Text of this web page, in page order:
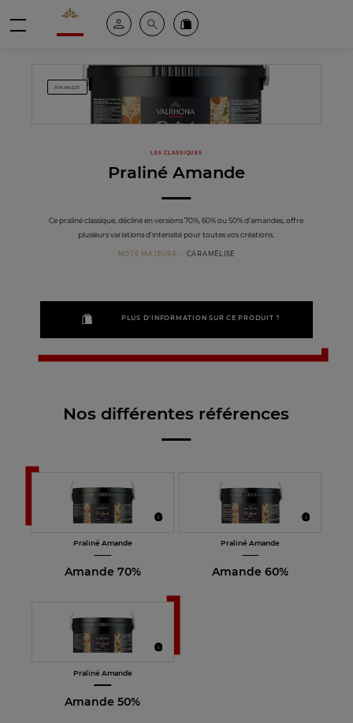
Valrhona - Imaginons le meilleur du chocolat
Espace clientRechercheCommandez en ligne
AMANDE
LES CLASSIQUES
Praliné Amande
Ce praliné classique, décliné en versions 70%, 60% ou 50% d'amandes, offre
plusieurs variations d'intensité pour toutes vos créations.
NOTE MAJEURE CARAMÉLISÉ
PLUS D'INFORMATION SUR CE PRODUIT ?
Nos différentes références
Praliné Amande
Amande 70%
Praliné Amande
Amande 60%
Praliné Amande
Amande 50%